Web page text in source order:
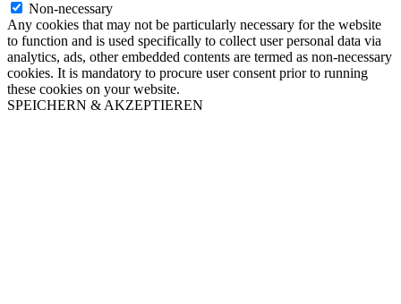
Non-necessary
Any cookies that may not be particularly necessary for the website
to function and is used specifically to collect user personal data via
analytics, ads, other embedded contents are termed as non-necessary
cookies. It is mandatory to procure user consent prior to running
these cookies on your website.
SPEICHERN & AKZEPTIEREN